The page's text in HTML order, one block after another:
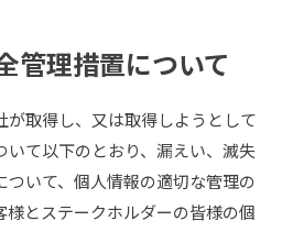
管理措置について
が取得し、又は取得しようとして
いて以下のとおり、漏えい、滅失
いて、個人情報の適切な管理の
様とステークホルダーの皆様の個